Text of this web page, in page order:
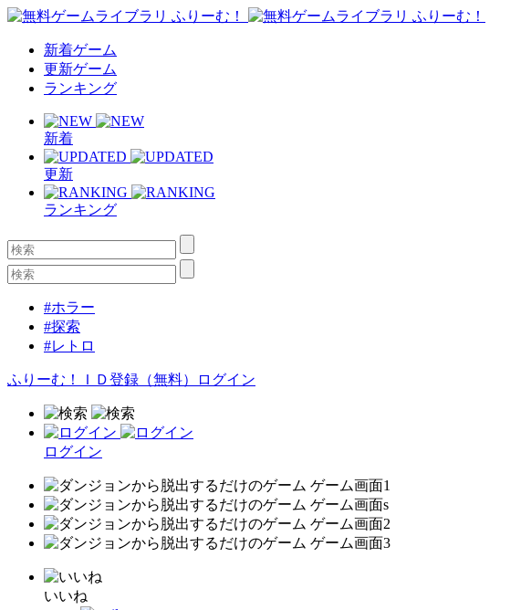
新着ゲーム
更新ゲーム
ランキング
新着
更新
ランキング
#ホラー
#探索
#レトロ
ふりーむ！ＩＤ登録（無料） ログイン
ログイン
いいね